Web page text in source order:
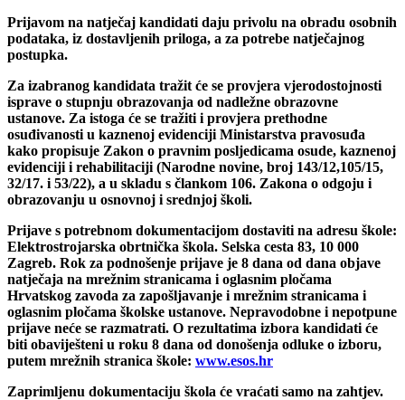
Prijavom na natječaj kandidati daju privolu na obradu osobnih
podataka, iz dostavljenih priloga, a za potrebe natječajnog
postupka.
Za izabranog kandidata tražit će se provjera vjerodostojnosti
isprave o stupnju obrazovanja od nadležne obrazovne
ustanove. Za istoga će se tražiti i provjera prethodne
osuđivanosti u kaznenoj evidenciji Ministarstva pravosuđa
kako propisuje Zakon o pravnim posljedicama osude, kaznenoj
evidenciji i rehabilitaciji (Narodne novine, broj 143/12,105/15,
32/17. i 53/22), a u skladu s člankom 106. Zakona o odgoju i
obrazovanju u osnovnoj i srednjoj školi.
Prijave s potrebnom dokumentacijom dostaviti na adresu škole:
Elektrostrojarska obrtnička škola. Selska cesta 83, 10 000
Zagreb. Rok za podnošenje prijave je 8 dana od dana objave
natječaja na mrežnim stranicama i oglasnim pločama
Hrvatskog zavoda za zapošljavanje i mrežnim stranicama i
oglasnim pločama školske ustanove. Nepravodobne i nepotpune
prijave neće se razmatrati. O rezultatima izbora kandidati će
biti obaviješteni u roku 8 dana od donošenja odluke o izboru,
putem mrežnih stranica škole: www.esos.hr
Zaprimljenu dokumentaciju škola će vraćati samo na zahtjev.